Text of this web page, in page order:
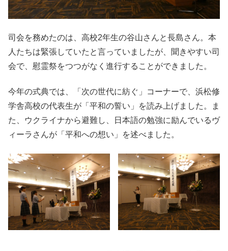
司会を務めたのは、高校2年生の谷山さんと長島さん。本
人たちは緊張していたと言っていましたが、聞きやすい司
会で、慰霊祭をつつがなく進行することができました。
今年の式典では、「次の世代に紡ぐ」コーナーで、浜松修
学舎高校の代表生が「平和の誓い」を読み上げました。ま
た、ウクライナから避難し、日本語の勉強に励んでいるヴ
ィーラさんが「平和への想い」を述べました。